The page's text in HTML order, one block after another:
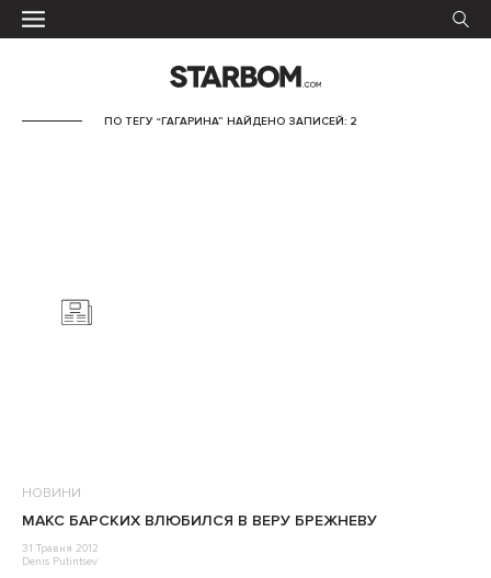
ПО ТЕГУ “ГАГАРИНА” НАЙДЕНО ЗАПИСЕЙ: 2
НОВИНИ
МАКС БАРСКИХ ВЛЮБИЛСЯ В ВЕРУ БРЕЖНЕВУ
31 Травня 2012
Denis Putintsev